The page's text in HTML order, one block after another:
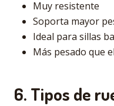
Muy resistente
Soporta mayor
Ideal para sillas
Más pesado que
6. Tipos de